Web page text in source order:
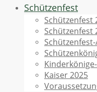
Schützenfest
Schützenfest
Schützenfest
Kaiser 2025